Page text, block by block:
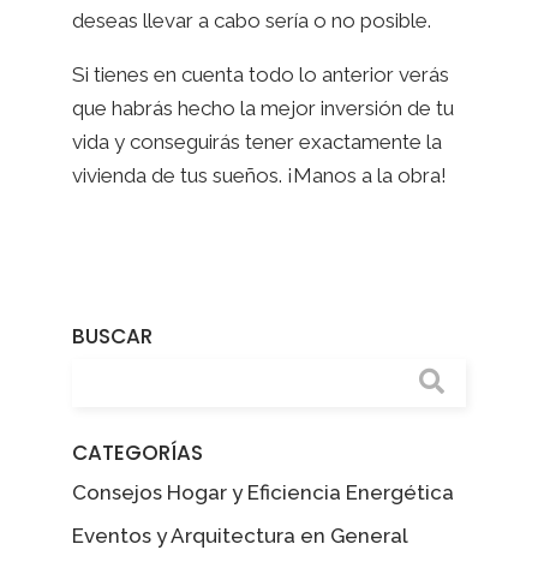
deseas llevar a cabo sería o no posible.
Si tienes en cuenta todo lo anterior verás
que habrás hecho la mejor inversión de tu
vida y conseguirás tener exactamente la
vivienda de tus sueños. ¡Manos a la obra!
BUSCAR
CATEGORÍAS
Consejos Hogar y Eficiencia Energética
Eventos y Arquitectura en General